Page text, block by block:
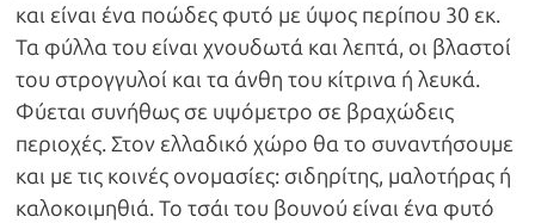
και είναι ένα ποώδες φυτό με ύψος περίπου 30 εκ.
Τα φύλλα του είναι χνουδωτά και λεπτά, οι βλαστοί
του στρογγυλοί και τα άνθη του κίτρινα ή λευκά.
Φύεται συνήθως σε υψόμετρο σε βραχώδεις
περιοχές. Στον ελλαδικό χώρο θα το συναντήσουμε
και με τις κοινές ονομασίες: σιδηρίτης, μαλοτήρας ή
καλοκοιμηθιά. Το τσάι του βουνού είναι ένα φυτό